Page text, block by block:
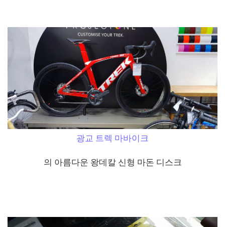
광교 트렉 마바이크
의 아름다운 왕데칼 신형 마돈 디스크